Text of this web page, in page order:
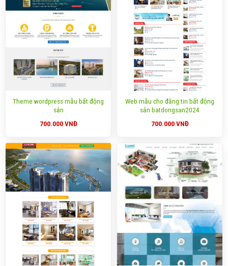
Theme wordpress mẫu bất động
sản
700.000VNĐ
Web mẫu cho đăng tin bất động
sản batdongsan2024
700.000VNĐ